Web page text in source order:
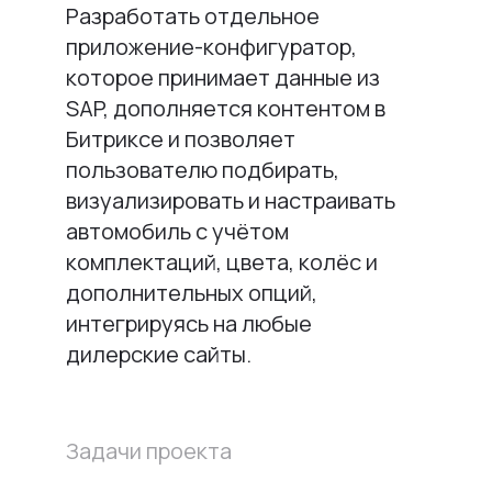
Разработать отдельное
приложение-конфигуратор,
которое принимает данные из
SAP, дополняется контентом в
Битриксе и позволяет
пользователю подбирать,
визуализировать и настраивать
автомобиль с учётом
комплектаций, цвета, колёс и
дополнительных опций,
интегрируясь на любые
дилерские сайты.
Задачи проекта